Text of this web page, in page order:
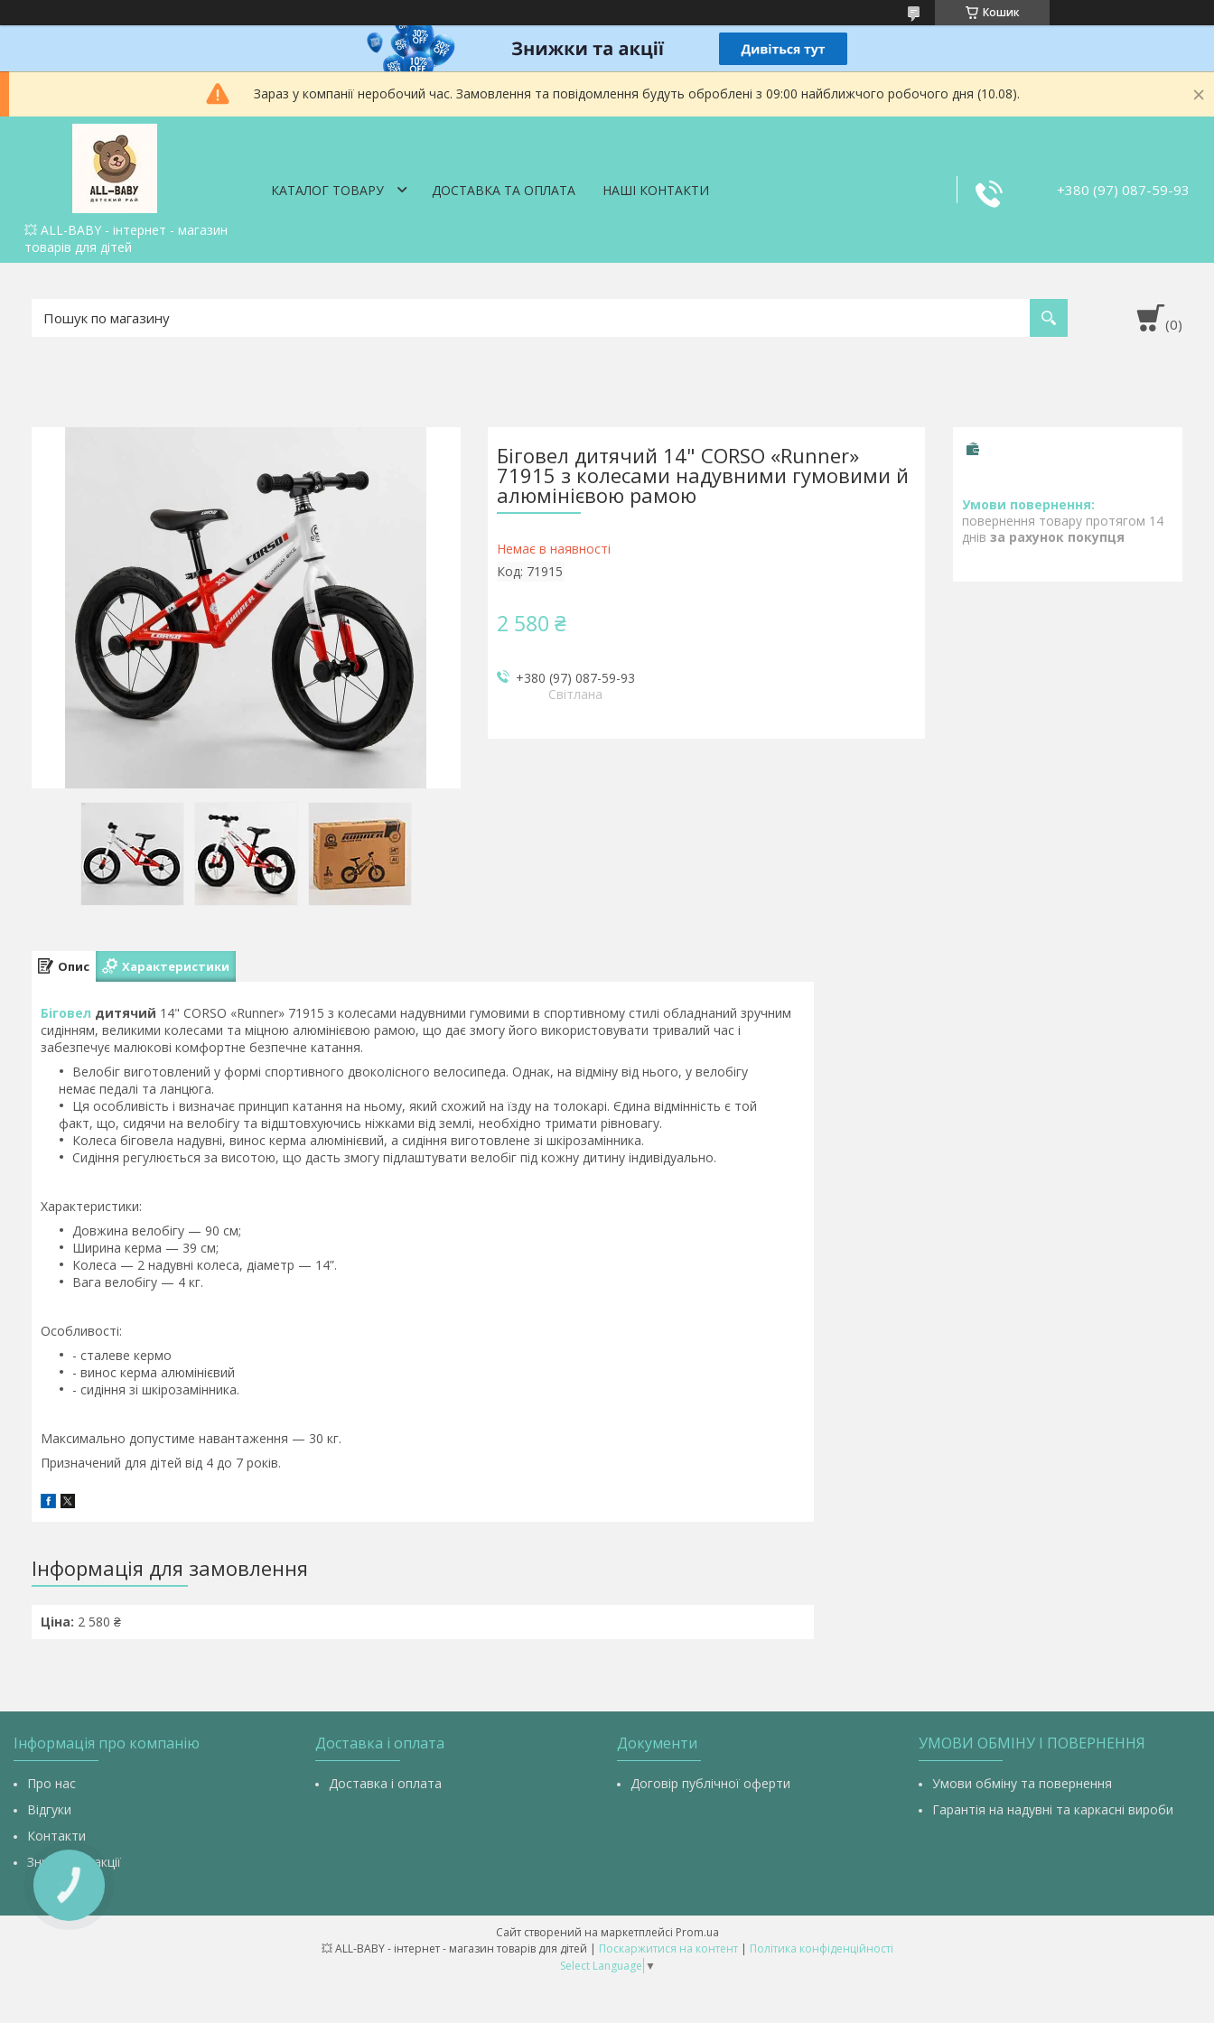
Кошик
Зараз у компанії неробочий час. Замовлення та повідомлення будуть оброблені з 09:00 найближчого робочого дня (10.08).
💥 ALL-BABY - інтернет - магазин
товарів для дітей
КАТАЛОГ ТОВАРУ ДОСТАВКА ТА ОПЛАТА НАШІ КОНТАКТИ +380 (97) 087-59-93
Біговел дитячий 14" CORSO «Runner»
71915 з колесами надувними гумовими й
алюмінієвою рамою
Немає в наявності
Код: 71915
2 580 ₴
+380 (97) 087-59-93
Світлана
повернення товару протягом 14
днів за рахунок покупця
Опис Характеристики
Біговел дитячий 14" CORSO «Runner» 71915 з колесами надувними гумовими в спортивному стилі обладнаний зручним
сидінням, великими колесами та міцною алюмінієвою рамою, що дає змогу його використовувати тривалий час і
забезпечує малюкові комфортне безпечне катання.
Велобіг виготовлений у формі спортивного двоколісного велосипеда. Однак, на відміну від нього, у велобігу
немає педалі та ланцюга.
Ця особливість і визначає принцип катання на ньому, який схожий на їзду на толокарі. Єдина відмінність є той
факт, що, сидячи на велобігу та відштовхуючись ніжками від землі, необхідно тримати рівновагу.
Колеса біговела надувні, винос керма алюмінієвий, а сидіння виготовлене зі шкірозамінника.
Сидіння регулюється за висотою, що дасть змогу підлаштувати велобіг під кожну дитину індивідуально.
Характеристики:
Довжина велобігу — 90 см;
Ширина керма — 39 см;
Колеса — 2 надувні колеса, діаметр — 14”.
Вага велобігу — 4 кг.
Особливості:
- сталеве кермо
- винос керма алюмінієвий
- сидіння зі шкірозамінника.
Максимально допустиме навантаження — 30 кг.
Призначений для дітей від 4 до 7 років.
Інформація для замовлення
Ціна: 2 580 ₴
Інформація про компанію
Про нас
Відгуки
Контакти
Знижки та акції
Доставка і оплата
Доставка і оплата
Документи
Договір публічної оферти
УМОВИ ОБМІНУ І ПОВЕРНЕННЯ
Умови обміну та повернення
Гарантія на надувні та каркасні вироби
Сайт створений на маркетплейсі Prom.ua
💥 ALL-BABY - інтернет - магазин товарів для дітей | Поскаржитися на контент | Політика конфіденційності
Select Language ▼
КНОПКА
ЗВ'ЯЗКУ